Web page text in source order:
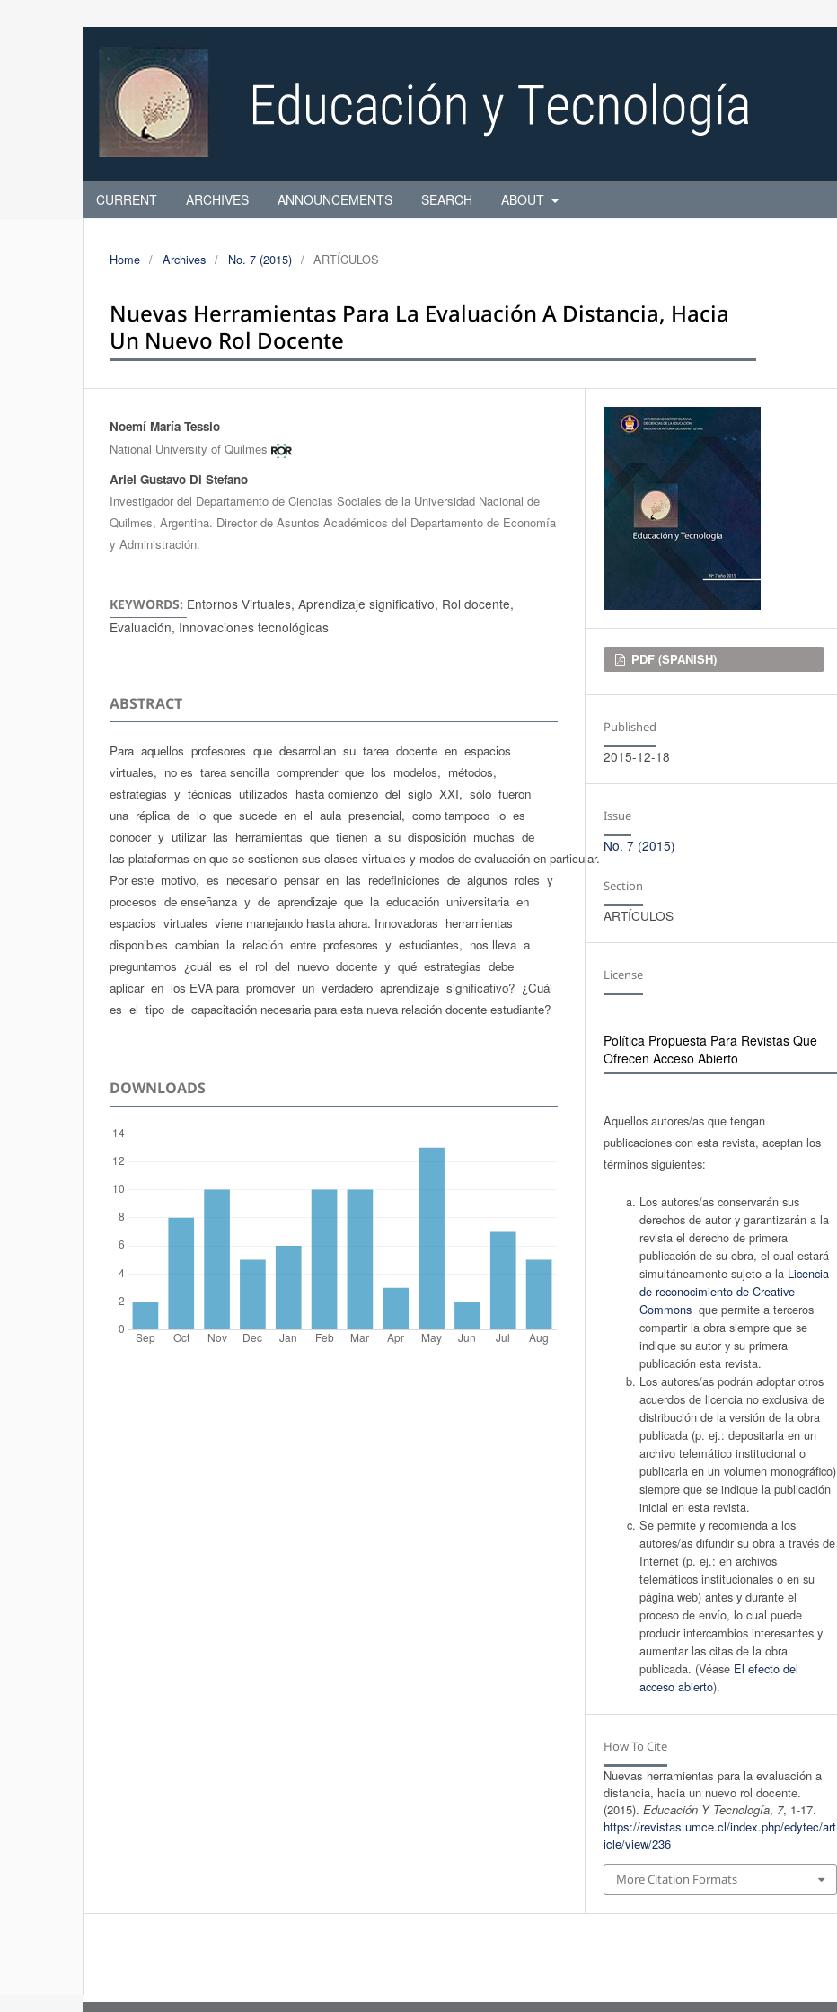
CURRENT ARCHIVES ANNOUNCEMENTS SEARCH ABOUT
Home / Archives / No. 7 (2015) / ARTÍCULOS
Nuevas Herramientas Para La Evaluación A Distancia, Hacia
Un Nuevo Rol Docente
Authors
Noemí María Tessio
National University of Quilmes
Ariel Gustavo Di Stefano
Investigador del Departamento de Ciencias Sociales de la Universidad Nacional de
Quilmes, Argentina. Director de Asuntos Académicos del Departamento de Economía
y Administración.
KEYWORDS: Entornos Virtuales, Aprendizaje significativo, Rol docente,
Evaluación, Innovaciones tecnológicas
ABSTRACT
Para aquellos profesores que desarrollan su tarea docente en espacios
virtuales, no es tarea sencilla comprender que los modelos, métodos,
estrategias y técnicas utilizados hasta comienzo del siglo XXI, sólo fueron
una réplica de lo que sucede en el aula presencial, como tampoco lo es
conocer y utilizar las herramientas que tienen a su disposición muchas de
las plataformas en que se sostienen sus clases virtuales y modos de evaluación en particular.
Por este motivo, es necesario pensar en las redefiniciones de algunos roles y
procesos de enseñanza y de aprendizaje que la educación universitaria en
espacios virtuales viene manejando hasta ahora. Innovadoras herramientas
disponibles cambian la relación entre profesores y estudiantes, nos lleva a
preguntamos ¿cuál es el rol del nuevo docente y qué estrategias debe
aplicar en los EVA para promover un verdadero aprendizaje significativo? ¿Cuál
es el tipo de capacitación necesaria para esta nueva relación docente ­estudiante?
DOWNLOADS
Downloads
PDF (SPANISH)
Published
2015-12-18
Issue
No. 7 (2015)
Section
ARTÍCULOS
License
Polí­tica Propuesta Para Revistas Que
Ofrecen Acceso Abierto
Aquellos autores/as que tengan
publicaciones con esta revista, aceptan los
términos siguientes:
Los autores/as conservarán sus
derechos de autor y garantizarán a la
revista el derecho de primera
publicación de su obra, el cual estará
simultáneamente sujeto a la Licencia
de reconocimiento de Creative
Commons que permite a terceros
compartir la obra siempre que se
indique su autor y su primera
publicación esta revista.
Los autores/as podrán adoptar otros
acuerdos de licencia no exclusiva de
distribución de la versión de la obra
publicada (p. ej.: depositarla en un
archivo telemático institucional o
publicarla en un volumen monográfico)
siempre que se indique la publicación
inicial en esta revista.
Se permite y recomienda a los
autores/as difundir su obra a través de
Internet (p. ej.: en archivos
telemáticos institucionales o en su
página web) antes y durante el
proceso de enví­o, lo cual puede
producir intercambios interesantes y
aumentar las citas de la obra
publicada. (Véase El efecto del
acceso abierto).
How To Cite
Nuevas herramientas para la evaluación a
distancia, hacia un nuevo rol docente.
(2015).Educación Y Tecnologí­a, 7, 1-17.
https://revistas.umce.cl/index.php/edytec/art
icle/view/236
More Citation Formats